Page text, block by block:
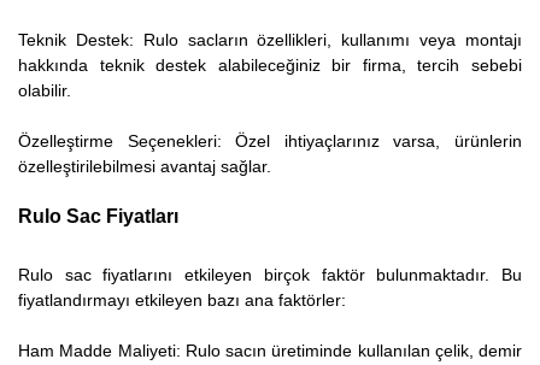
Teknik Destek: Rulo sacların özellikleri, kullanımı veya montajı
hakkında teknik destek alabileceğiniz bir firma, tercih sebebi
olabilir.
Özelleştirme Seçenekleri: Özel ihtiyaçlarınız varsa, ürünlerin
özelleştirilebilmesi avantaj sağlar.
Rulo Sac Fiyatları
Rulo sac fiyatlarını etkileyen birçok faktör bulunmaktadır. Bu
fiyatlandırmayı etkileyen bazı ana faktörler:
Ham Madde Maliyeti: Rulo sacın üretiminde kullanılan çelik, demir